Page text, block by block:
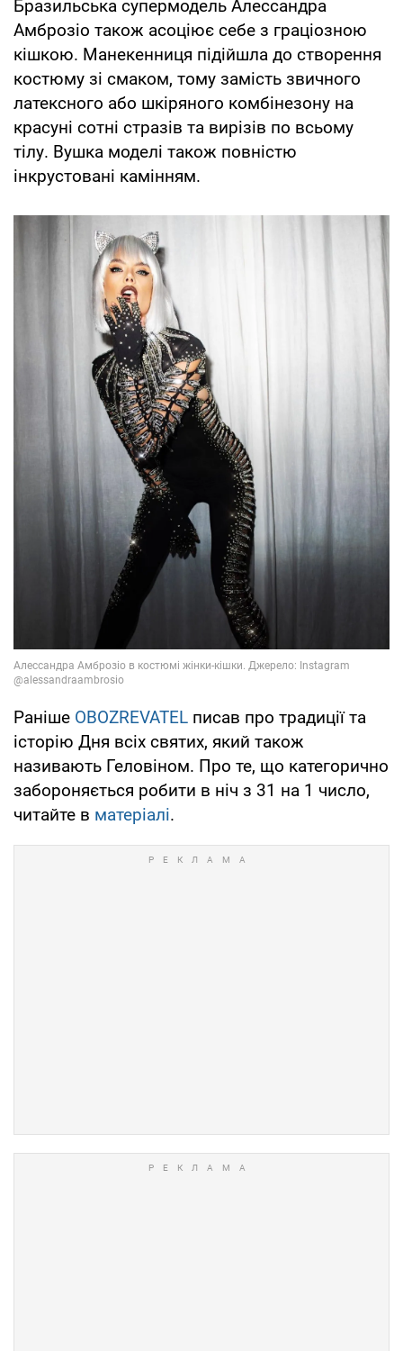
Бразильська супермодель Алессандра
Амброзіо також асоціює себе з граціозною
кішкою. Манекенниця підійшла до створення
костюму зі смаком, тому замість звичного
латексного або шкіряного комбінезону на
красуні сотні стразів та вирізів по всьому
тілу. Вушка моделі також повністю
інкрустовані камінням.
Раніше OBOZREVATEL писав про традиції та
історію Дня всіх святих, який також
називають Геловіном. Про те, що категорично
забороняється робити в ніч з 31 на 1 число,
читайте в матеріалі.